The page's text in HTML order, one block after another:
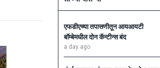
एफडीएच्या तपासणीतून आयआयटी
बॉम्बेमधील दोन कॅन्टीन्स बंद
a day ago